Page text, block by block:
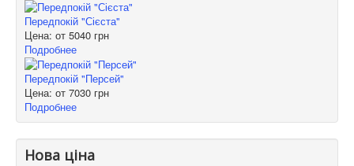
Передпокій "Сієста"
Цена: от 5040 грн
Подробнее
Передпокій "Персей"
Цена: от 7030 грн
Подробнее
Нова ціна